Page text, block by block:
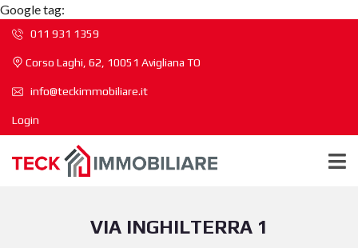
Google tag:
011 931 1359
Corso Laghi, 62, 10051 Avigliana TO
info@teckimmobiliare.it
Login
VIA INGHILTERRA 1